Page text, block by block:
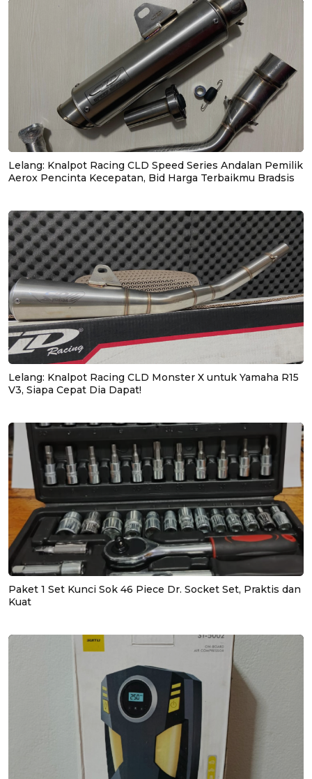
Lelang: Knalpot Racing CLD Speed Series Andalan Pemilik
Aerox Pencinta Kecepatan, Bid Harga Terbaikmu Bradsis
Lelang: Knalpot Racing CLD Monster X untuk Yamaha R15
V3, Siapa Cepat Dia Dapat!
Paket 1 Set Kunci Sok 46 Piece Dr. Socket Set, Praktis dan
Kuat